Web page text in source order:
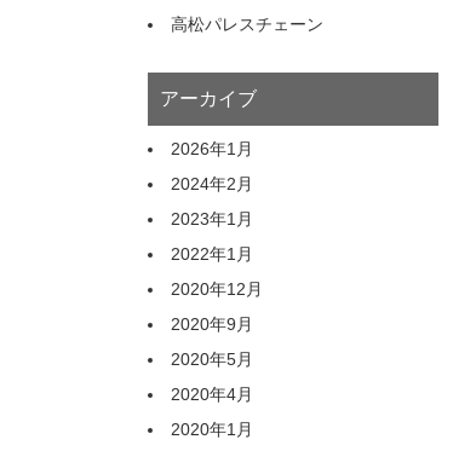
高松パレスチェーン
アーカイブ
2026年1月
2024年2月
2023年1月
2022年1月
2020年12月
2020年9月
2020年5月
2020年4月
2020年1月